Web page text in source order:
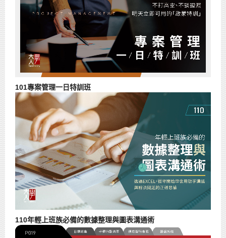
101專案管理一日特訓班
110年輕上班族必備的數據整理與圖表溝通術